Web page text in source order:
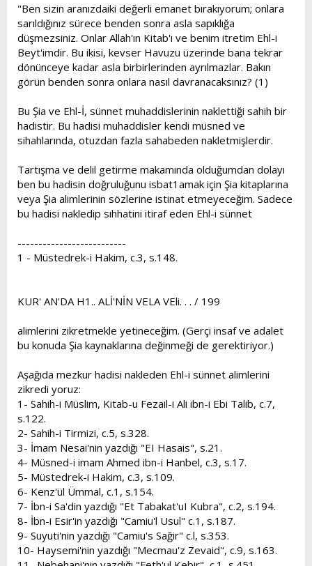
"Ben sizin aranızdaiki değerli emanet bırakıyorum; onlara
sarıldığınız sürece benden sonra asla sapıklığa
düşmezsiniz. Onlar Allah'ın Kitab'ı ve benim itretim Ehl-i
Beyt'imdir. Bu ikisi, kevser Havuzu üzerinde bana tekrar
dönünceye kadar asla birbirlerinden ayrılmazlar. Bakın
görün benden sonra onlara nasıl davranacaksınız? (1)
Bu Şia ve Ehl-İ, sünnet muhaddislerinin naklettiği sahih bir
hadistir. Bu hadisi muhaddisler kendi müsned ve
sihahlarında, otuzdan fazla sahabeden nakletmişlerdir.
Tartışma ve delil getirme makamında olduğumdan dolayı
ben bu hadisin doğruluğunu isbat1amak için Şia kitaplarına
veya Şia alimlerinin sözlerine istinat etmeyeceğim. Sadece
bu hadisi nakledip sıhhatini itiraf eden Ehl-i sünnet
--------------------------
1 - Müstedrek-i Hakim, c.3, s.148.
KUR' AN'DA H1.. ALİ'NİN VELA VEli. . . / 199
alimlerini zikretmekle yetineceğim. (Gerçi insaf ve adalet
bu konuda Şia kaynaklarına değinmeği de gerektiriyor.)
Aşağıda mezkur hadisi nakleden Ehl-i sünnet alimlerini
zikredi yoruz:
1- Sahih-i Müslim, Kitab-u Fezail-i Ali ibn-i Ebi Talib, c.7,
s.122.
2- Sahih-i Tirmizi, c.5, s.328.
3- İmam Nesai'nin yazdığı "EI Hasais", s.21.
4- Müsned-i imam Ahmed ibn-i Hanbel, c.3, s.17.
5- Müstedrek-i Hakim, c.3, s.109.
6- Kenz'ül Ümmal, c.1, s.154.
7- İbn-i Sa'din yazdığı "Et Tabakat'uI Kubra", c.2, s.194.
8- İbn-i Esir'in yazdığı "Camiu'l Usul" c.1, s.187.
9- Suyuti'nin yazdığı "Camiu's Sağir" c.l, s.353.
10- Haysemi'nin yazdığı "Mecmau'z Zevaid", c.9, s.163.